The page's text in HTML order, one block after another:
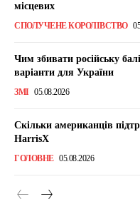
місцевих
СПОЛУЧЕНЕ КОРОЛІВСТВО
Чим збивати російську
варіанти для України
ЗМІ 05.08.2026
Скільки американців
HarrisX
ГОЛОВНЕ 05.08.2026